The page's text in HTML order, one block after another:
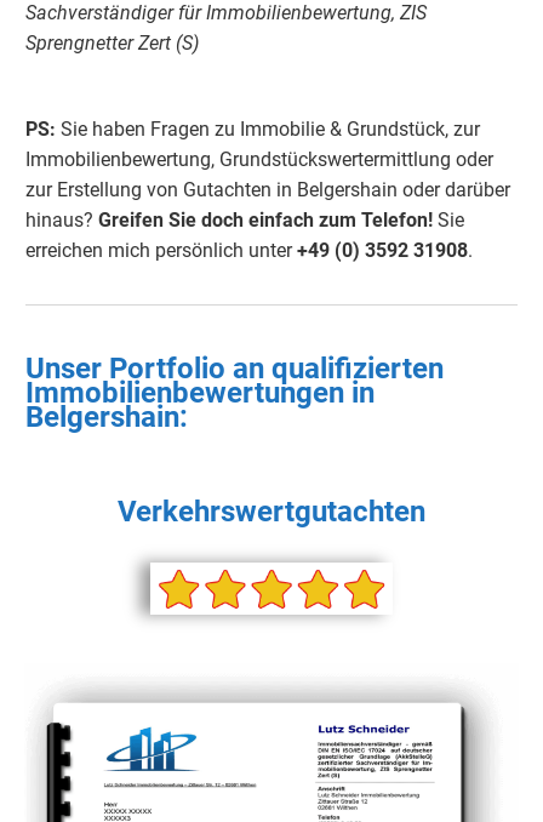
Sachverständiger für Immobilienbewertung, ZIS
Sprengnetter Zert (S)
PS: Sie haben Fragen zu Immobilie & Grundstück, zur
Immobilienbewertung, Grundstückswertermittlung oder
zur Erstellung von Gutachten in Belgershain oder darüber
hinaus? Greifen Sie doch einfach zum Telefon! Sie
erreichen mich persönlich unter+49 (0) 3592 31908.
Unser Portfolio an qualifizierten
Immobilienbewertungen in
Belgershain:
Verkehrswertgutachten